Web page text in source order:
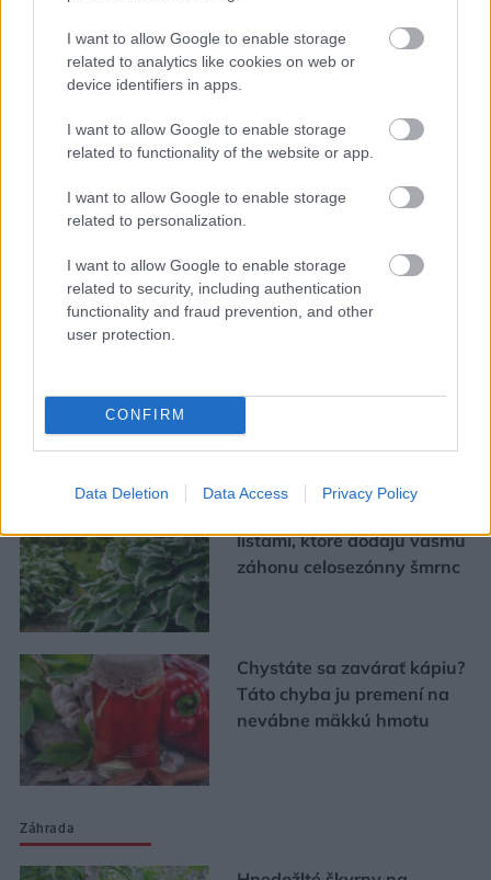
I want to allow Google to enable storage
related to analytics like cookies on web or
device identifiers in apps.
I want to allow Google to enable storage
related to functionality of the website or app.
I want to allow Google to enable storage
related to personalization.
I want to allow Google to enable storage
related to security, including authentication
functionality and fraud prevention, and other
user protection.
CONFIRM
Data Deletion Data Access Privacy Policy
Mohlo by vás zaujímať
Zmenili dispozíciu a odkryli
Výsledkom je interiér plný
kontrastov
Ján Palenčár: Ak neurobíme
listami, ktoré dodajú vášmu
záhonu celosezónny šmrnc
Chystáte sa zavárať kápiu?
Táto chyba ju premení na
nevábne mäkkú hmotu
Záhrada